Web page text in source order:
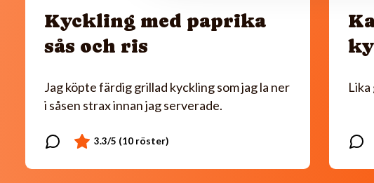
Kyckling med paprika
sås och ris
Jag köpte färdig grillad kyckling som jag la ner
i såsen strax innan jag serverade.
Lika